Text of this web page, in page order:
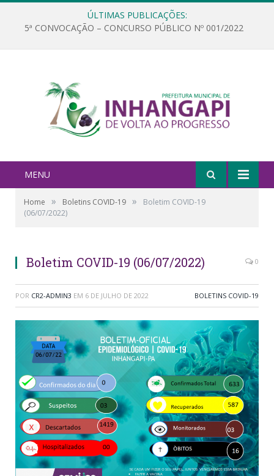
ÚLTIMAS PUBLICAÇÕES:
5ª CONVOCAÇÃO – CONCURSO PÚBLICO Nº 001/2022
MENU
Home » Boletins COVID-19 »
Boletim COVID-19
(06/07/2022)
Boletim COVID-19 (06/07/2022) 0
POR CR2-ADMIN3 EM 6 DE JULHO DE 2022 BOLETINS COVID-19